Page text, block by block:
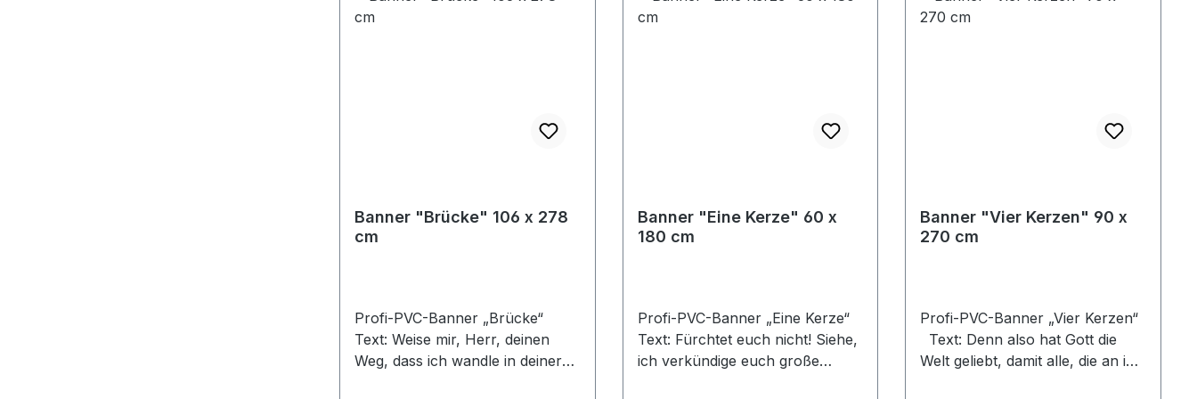
Banner "Brücke" 106 x 278
cm
Profi-PVC-Banner „Brücke“
Text: Weise mir, Herr, deinen
Weg, dass ich wandle in deiner
Banner "Eine Kerze" 60 x
180 cm
Profi-PVC-Banner „Eine Kerze“
Text: Fürchtet euch nicht! Siehe,
ich verkündige euch große
Banner "Vier Kerzen" 90 x
270 cm
Profi-PVC-Banner „Vier Kerzen“
Text: Denn also hat Gott die
Welt geliebt, damit alle, die an ihn